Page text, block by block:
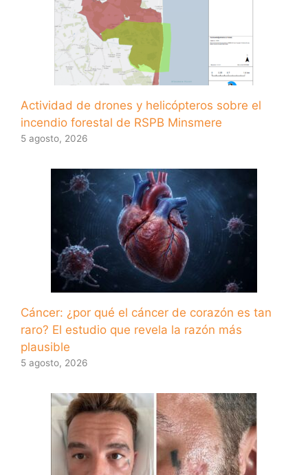
Actividad de drones y helicópteros sobre el
incendio forestal de RSPB Minsmere
5 agosto, 2026
Cáncer: ¿por qué el cáncer de corazón es tan
raro? El estudio que revela la razón más
plausible
5 agosto, 2026